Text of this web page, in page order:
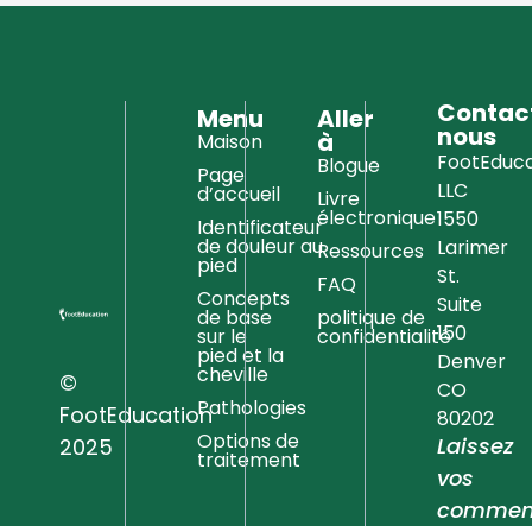
©
FootEducation
2025
Menu
Maison
Page
d’accueil
Identificateur
de douleur au
pied
Concepts
de base
sur le
pied et la
cheville
Pathologies
Options de
traitement
Aller
à
Blogue
Livre
électronique
Ressources
FAQ
politique de
confidentialité
nous
LLC
1550
Larimer
St.
Suite
150
Denver
CO
80202
Laissez
vos